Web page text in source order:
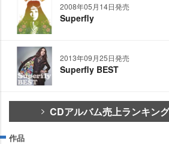
2008年05月14日発売
Superfly
2013年09月25日発売
Superfly BEST
CDアルバム売上ランキン
作品